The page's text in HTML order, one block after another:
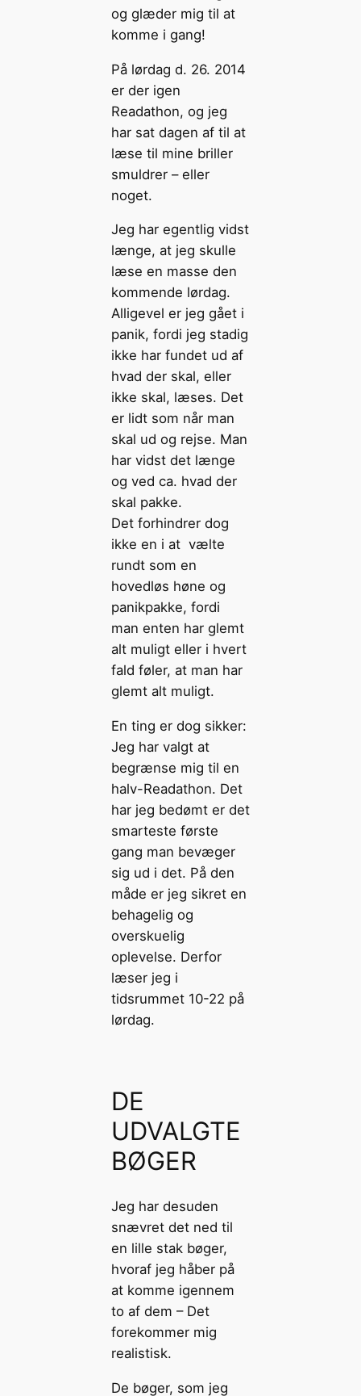
og glæder mig til at
komme i gang!
På lørdag d. 26. 2014
er der igen
Readathon, og jeg
har sat dagen af til at
læse til mine briller
smuldrer – eller
noget.
Jeg har egentlig vidst
længe, at jeg skulle
læse en masse den
kommende lørdag.
Alligevel er jeg gået i
panik, fordi jeg stadig
ikke har fundet ud af
hvad der skal, eller
ikke skal, læses. Det
er lidt som når man
skal ud og rejse. Man
har vidst det længe
og ved ca. hvad der
skal pakke.
Det forhindrer dog
ikke en i at vælte
rundt som en
hovedløs høne og
panikpakke, fordi
man enten har glemt
alt muligt eller i hvert
fald føler, at man har
glemt alt muligt.
En ting er dog sikker:
Jeg har valgt at
begrænse mig til en
halv-Readathon. Det
har jeg bedømt er det
smarteste første
gang man bevæger
sig ud i det. På den
måde er jeg sikret en
behagelig og
overskuelig
oplevelse. Derfor
læser jeg i
tidsrummet 10-22 på
lørdag.
DE
UDVALGTE
BØGER
Jeg har desuden
snævret det ned til
en lille stak bøger,
hvoraf jeg håber på
at komme igennem
to af dem – Det
forekommer mig
realistisk.
De bøger, som jeg